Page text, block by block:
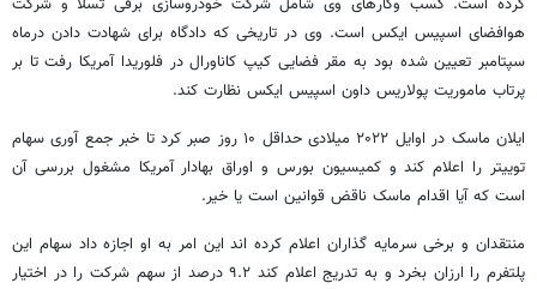
کرده است. کسب وکارهای وی شامل شرکت خودروسازی برقی تسلا و شرکت
هوافضای اسپیس ایکس است. وی در تاریخی که دادگاه برای شهادت دادن درماه
سپتامبر تعیین شده بود به مقر فضایی کیپ کاناورال در فلوریدا آمریکا رفت تا بر
پرتاب ماموریت پولاریس داون اسپیس ایکس نظارت کند.
ایلان ماسک در اوایل ۲۰۲۲ میلادی حداقل ۱۰ روز صبر کرد تا خبر جمع آوری سهام
توییتر را اعلام کند و کمیسیون بورس و اوراق بهادار آمریکا مشغول بررسی آن
است که آیا اقدام ماسک ناقض قوانین است یا خیر.
منتقدان و برخی سرمایه گذاران اعلام کرده اند این امر به او اجازه داد سهام این
پلتفرم را ارزان بخرد و به تدریج اعلام کند ۹.۲ درصد از سهم شرکت را در اختیار